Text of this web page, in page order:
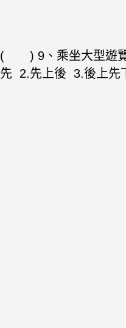
( ) 9、乘坐大型遊覽
先 2.先上後 3.後上先